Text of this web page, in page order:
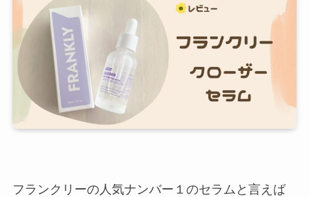
フランクリーの人気ナンバー１のセラムと言えば